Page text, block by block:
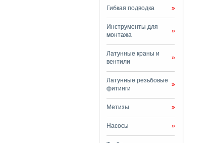
Гибкая подводка »
Инструменты для
монтажа
»
Латунные краны и
вентили
»
Латунные резьбовые
фитинги
»
Метизы »
Насосы »